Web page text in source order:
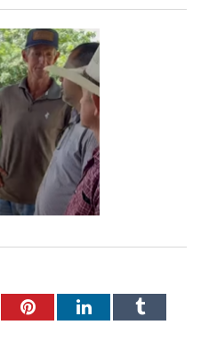
PinterestLinkedInTumblr